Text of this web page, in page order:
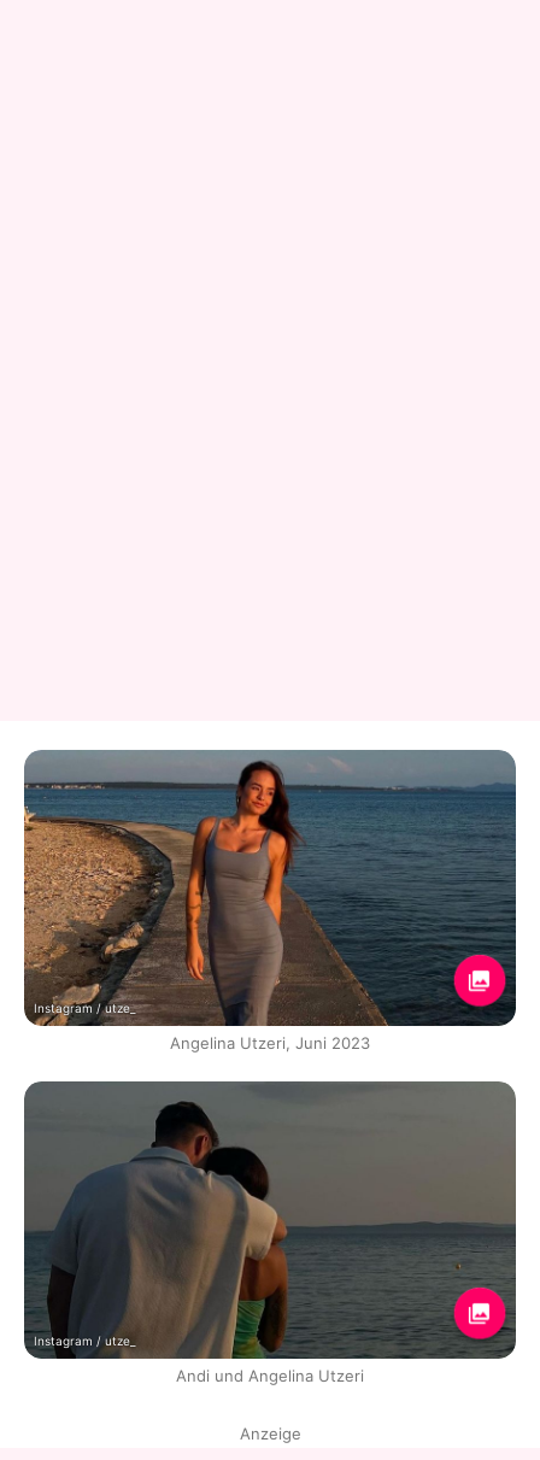
Instagram / utze_
Angelina Utzeri, Juni 2023
Instagram / utze_
Andi und Angelina Utzeri
Anzeige